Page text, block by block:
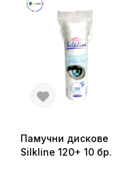
Памучни дискове
Silkline 120+ 10 бр.